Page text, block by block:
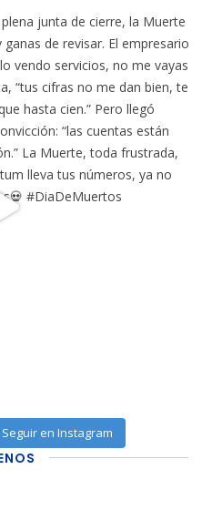
Seguir en Instagram